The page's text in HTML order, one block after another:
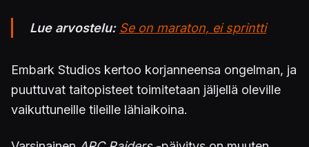
Lue arvostelu: Se on maraton, ei sprintti
Embark Studios kertoo korjanneensa ongelman, ja
puuttuvat taitopisteet toimitetaan jäljellä oleville
vaikuttuneille tileille lähiaikoina.